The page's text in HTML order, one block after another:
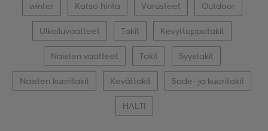
winter Katso hinta Varusteet Outdoor
Ulkoiluvaatteet Takit Kevyttoppatakit
Naisten vaatteet Takit Syystakit
Naisten kuoritakit Kevättakit Sade- ja kuoritakit
HALTI